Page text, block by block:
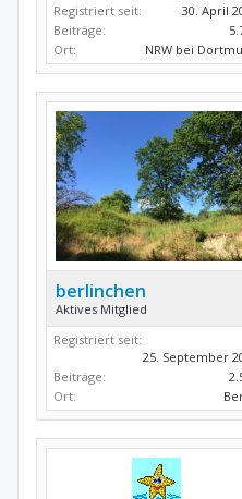
Registriert seit:
30. April
Beiträge:
Ort:
NRW bei
berlinchen
Aktives Mitglied
Registriert seit:
25. September
Beiträge:
Ort: